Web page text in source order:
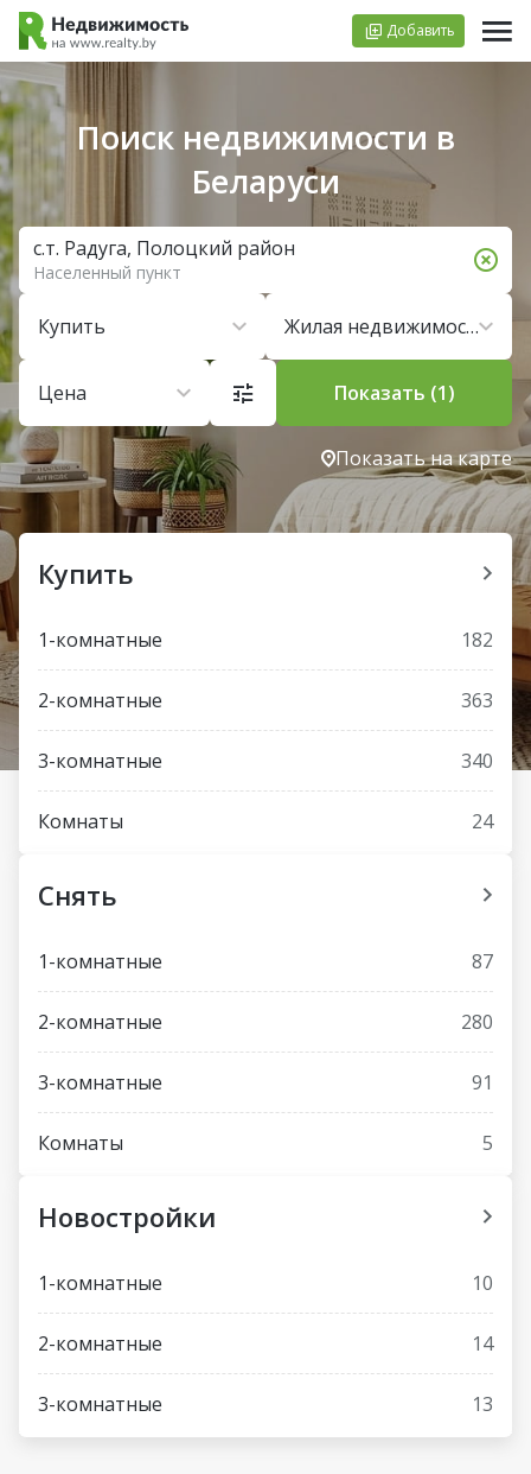
Добавить
Поиск недвижимости в
Беларуси
Купить Жилая недвижимость
Цена
с.т. Радуга, Полоцкий район
Населенный пункт
Показать (1)
Показать на карте
Купить
1-комнатные 182
2-комнатные 363
3-комнатные 340
Комнаты 24
Снять
1-комнатные 87
2-комнатные 280
3-комнатные 91
Комнаты 5
Новостройки
1-комнатные 10
2-комнатные 14
3-комнатные 13